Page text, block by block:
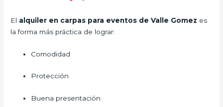
El alquiler en carpas para eventos de Valle Gomez es
la forma más práctica de lograr:
Comodidad
Protección
Buena presentación